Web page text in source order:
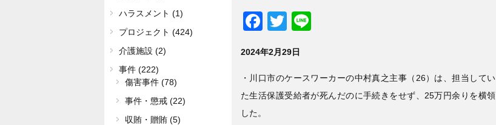
F
c
e
b
T
tt
er
2024年2月29日
・川口市のケースワーカーの中村真之主事（26）は、担当してい
た生活保護受給者が死んだのに手続きをせず、25万円余りを横領
した。
ハラスメント (1)
プロジェクト (424)
介護施設 (2)
事件 (222)
傷害事件 (78)
事件・懲戒 (22)
収賄・贈賄 (5)